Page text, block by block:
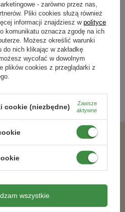
na
na podany adres e-mail oraz przetwarzanie danych osobowych zgodnie z
ZAPISZ SIĘ
- zarówno przez nas,
Pliki cookies służą również
informacji znajdziesz w polityce
komunikatu oznacza zgodę na ich
Możesz określić warunki
do nich klikając w zakładkę
wycofać w dowolnym
plików cookies z przeglądarki z
cookie (niezbędne)
Zawsze
aktywne
wszystkie